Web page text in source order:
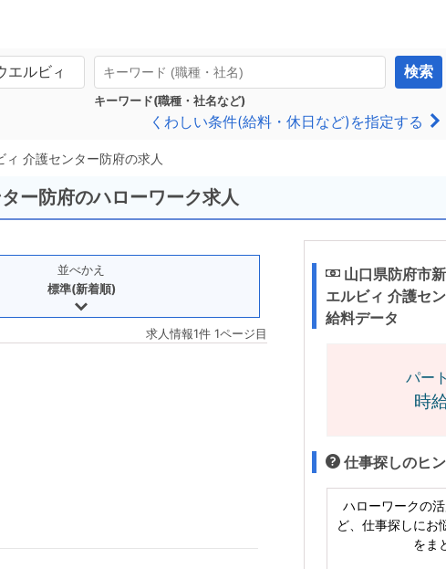
キーワード(職種・社名など)
検索
くわしい条件(給料・休日など)を指定する
介護センター防府の求人
ー防府のハローワーク求人
並べかえ
標準(新着順)
求人情報1件 1ページ目
山口県防府市
エルビィ 介護セ
給料データ
パー
時
仕事探しのヒ
ハローワークの
ど、仕事探しにお
をま